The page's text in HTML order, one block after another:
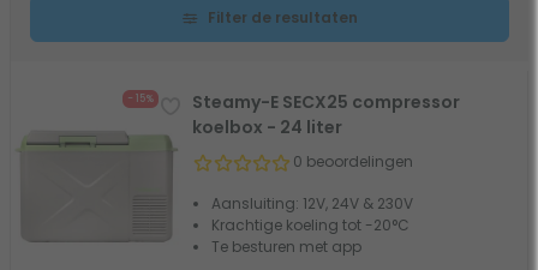
Filter de resultaten
- 15%
Steamy-E SECX25 compressor
koelbox - 24 liter
0 beoordelingen
Aansluiting: 12V, 24V & 230V
Krachtige koeling tot -20°C
Te besturen met app